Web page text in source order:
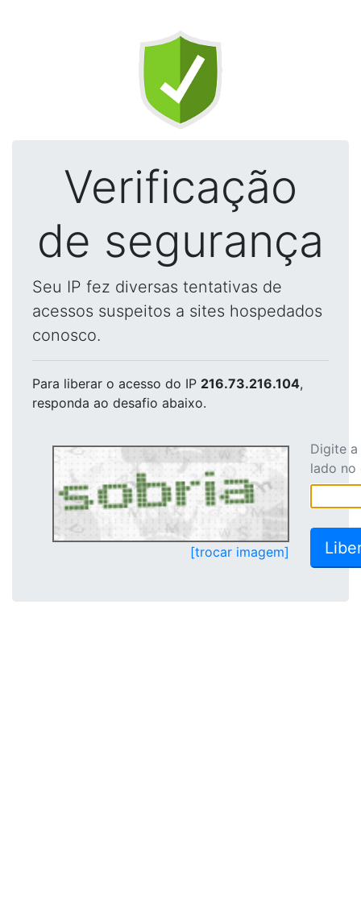
Verificação
de segurança
Seu IP fez diversas tentativas de
acessos suspeitos a sites hospedados
conosco.
Para liberar o acesso do IP 216.73.216.104,
responda ao desafio abaixo.
[trocar imagem]
Digite
lado no